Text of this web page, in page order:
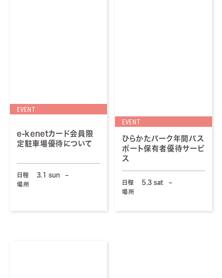
EVENT
e-kenetカード会員限
定駐車場優待について
日程 3.1 sun
–
場所
EVENT
ひらかたパーク年間パス
ポート保有者優待サービ
ス
日程 5.3 sat
–
場所